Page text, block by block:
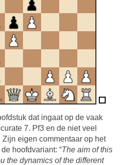
dat ingaat op de vaak
7. Pf3 en de niet veel
eigen commentaar op het
hoofdvariant: “The aim of this
the dynamics of the different